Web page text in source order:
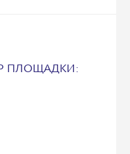
ПЛОЩАДКИ: